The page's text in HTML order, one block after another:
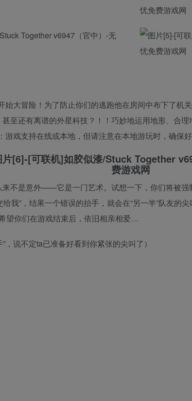
始大冒险！为了防止你们的逃跑他在房间中布下了机
至还有离谱的外星科技？！！巧妙地运用地形、合
游戏支持在线或本地，但请注意在本地游玩时，确保
来不是意外——它是一门艺术。试想一下，你们将被
给我”，结果一个错误的抬手，就会在“另一半”队友的
望你们在游戏结束后，依旧相亲相爱…
”，说不定ta已准备好看到你紧张的尖叫了）